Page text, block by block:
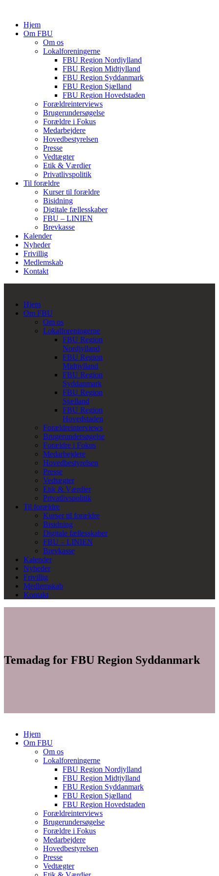
Hjem
Om FBU
Om os
Lokalforeningerne
FBU Region Nordjylland
FBU Region Midtjylland
FBU Region Syddanmark
FBU Region Sjælland
FBU Region Hovedstaden
Forældreinterviews
Brugerundersøgelse
Forældre i Fokus
Medarbejdere
Hovedbestyrelsen
Presse
Vedtægter
Etik & Værdier
Privatlivspolitik
Til forældre
Kurser til forældre
Bisidning
Digitale fællesskaber
FBU – LINIEN
Brevkasse
Kalender
Nyheder
Frivillig
Medlemskab
Kontakt
Hjem
Om FBU
Om os
Lokalforeningerne
FBU Region
Nordjylland
FBU Region
Midtjylland
FBU Region
Syddanmark
FBU Region
Sjælland
FBU Region
Hovedstaden
Forældreinterviews
Brugerundersøgelse
Forældre i Fokus
Medarbejdere
Hovedbestyrelsen
Presse
Vedtægter
Etik & Værdier
Privatlivspolitik
Til forældre
Kurser til forældre
Bisidning
Digitale fællesskaber
FBU – LINIEN
Brevkasse
Kalender
Nyheder
Frivillig
Medlemskab
Kontakt
Temadag for FBU Region Syddanmark
Hjem
Om FBU
Om os
Lokalforeningerne
FBU Region Nordjylland
FBU Region Midtjylland
FBU Region Syddanmark
FBU Region Sjælland
FBU Region Hovedstaden
Forældreinterviews
Brugerundersøgelse
Forældre i Fokus
Medarbejdere
Hovedbestyrelsen
Presse
Vedtægter